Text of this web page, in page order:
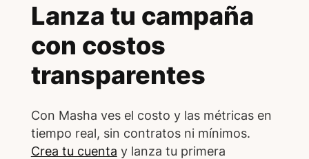
Lanza tu campaña
con costos
transparentes
Con Masha ves el costo y las métricas en
tiempo real, sin contratos ni mínimos.
Crea tu cuenta y lanza tu primera